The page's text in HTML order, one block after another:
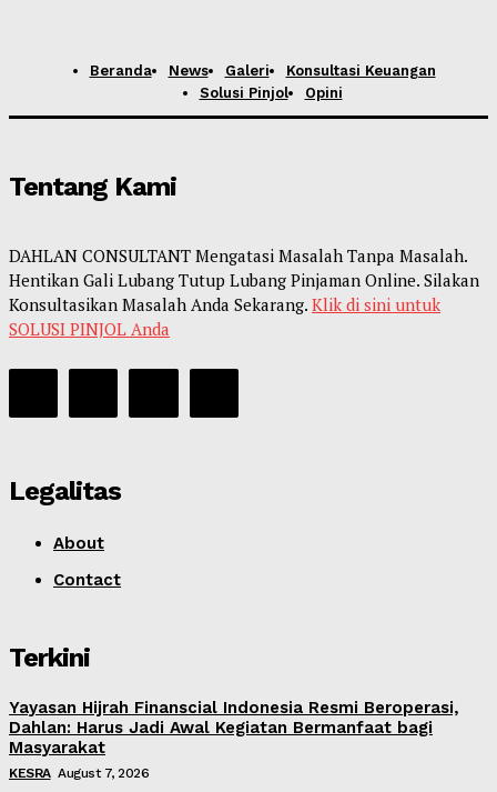
Beranda News Galeri
Konsultasi Keuangan
Solusi Pinjol
Opini
Tentang Kami
DAHLAN CONSULTANT Mengatasi Masalah Tanpa Masalah.
Hentikan Gali Lubang Tutup Lubang Pinjaman Online. Silakan
Konsultasikan Masalah Anda Sekarang. Klik di sini untuk
SOLUSI PINJOL Anda
Legalitas
About
Contact
Terkini
Yayasan Hijrah Finanscial Indonesia Resmi Beroperasi,
Dahlan: Harus Jadi Awal Kegiatan Bermanfaat bagi
Masyarakat
KESRA August 7, 2026